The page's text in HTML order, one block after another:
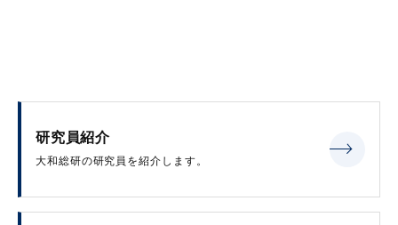
研究員紹介
大和総研の研究員を紹介します。